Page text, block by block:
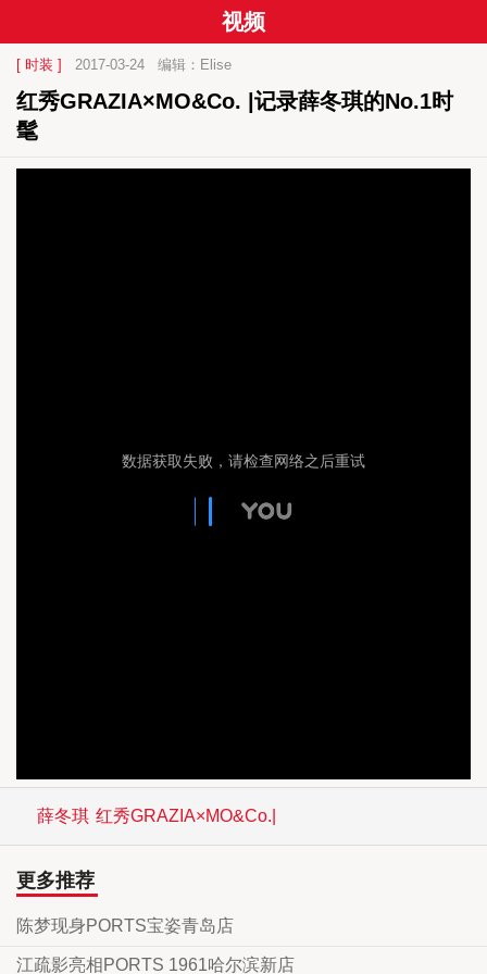
视频
[ 时装 ] 2017-03-24 编辑：Elise
红秀GRAZIA×MO&Co. |记录薛冬琪的No.1时
髦
薛冬琪 红秀GRAZIA×MO&Co.|
更多推荐
陈梦现身PORTS宝姿青岛店
江疏影亮相PORTS 1961哈尔滨新店